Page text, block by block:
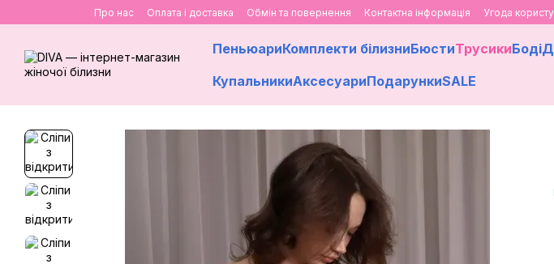
Перейти до основного контенту
Про нас Оплата і доставка Обмін та повернення Контактна інформація Угода
ПеньюариКомплекти білизниБюстиТрусикиБоді
КупальникиАксесуариПодарункиSALE